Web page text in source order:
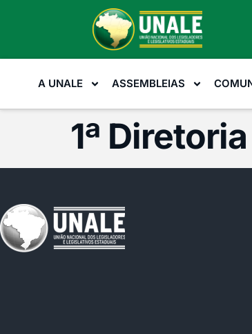
A UNALE ASSEMBLEIAS
1ª